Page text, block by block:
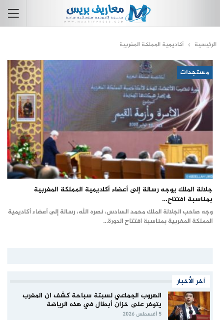
الرئيسية أكاديمية المملكة المغربية
مستجدات
جلالة الملك يوجه رسالة إلى أعضاء أكاديمية المملكة المغربية
بمناسبة افتتاح…
وجه صاحب الجلالة الملك محمد السادس، نصره الله، رسالة إلى أعضاء أكاديمية
المملكة المغربية بمناسبة افتتاح الدورة…
آخر الأخبار
الهروب الجماعي لسبتة سباحة كشف ان المغرب
يتوفر على خزان أبطال في هذه الرياضة
5 أغسطس 2026